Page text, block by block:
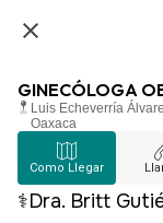
GINECÓLOGA
Luis Echeverría
Oaxaca
Como Llegar
⚕️Dra. Britt